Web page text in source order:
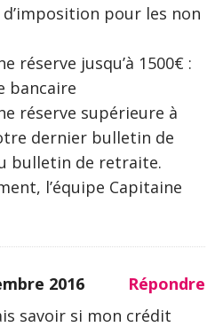
d’imposition pour les non
réserve jusqu’à 1500€ :
bancaire
réserve supérieure à
dernier bulletin de
bulletin de retraite.
l’équipe Capitaine
2016
Répondre
savoir si mon crédit